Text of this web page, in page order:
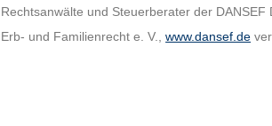
Rechtsanwälte und Steuerberater der
Erb- und Familienrecht e. V.,www.dansef.de